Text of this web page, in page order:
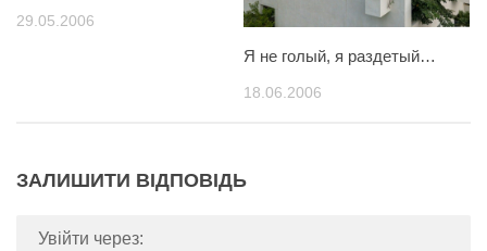
29.05.2006
Я не голый, я раздетый…
18.06.2006
ЗАЛИШИТИ ВІДПОВІДЬ
Увійти через: